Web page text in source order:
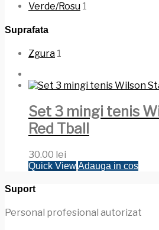
Verde/Rosu 1
Suprafata
Zgura 1
Set 3 mingi tenis
Red Tball
30.00 lei
Quick ViewAdauga in cos
Suport
Personal profesional autorizat